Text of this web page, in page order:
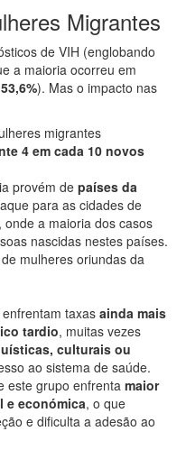
Migrantes
de VIH (englobando
a maioria ocorreu em
53,6%). Mas o impacto nas
migrantes
4 em cada 10 novos
provém de países da
para as cidades de
, onde a maioria dos casos
nascidas nestes países.
mulheres oriundas da
taxas ainda mais
tardio, muitas vezes
culturais ou
ao sistema de saúde.
este grupo enfrenta maior
e económica, o que
e dificulta a adesão ao